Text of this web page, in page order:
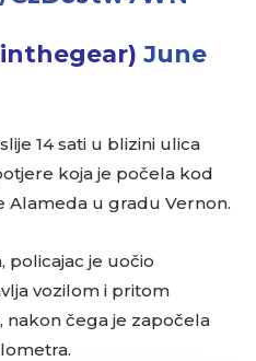
June
14 sati u blizini ulica
koja je počela kod
Alameda u gradu Vernon.
policajac je uočio
vozilom i pritom
nakon čega je započela